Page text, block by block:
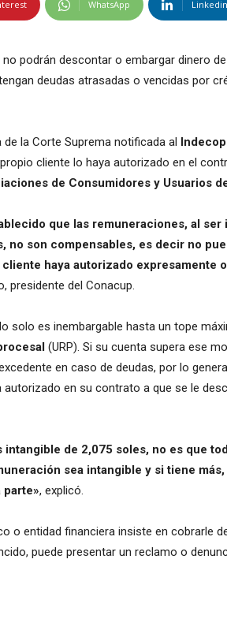
WhatsApp Linkedin
podrán descontar o embargar dinero
deudas atrasadas o vencidas por
la Corte Suprema notificada al
cliente lo haya autorizado en el
de Consumidores y Usuarios
que las remuneraciones, al
no son compensables, es decir no
haya autorizado expresamente
presidente del Conacup.
solo es inembargable hasta un tope
(URP). Si su cuenta supera ese
en caso de deudas, por lo
autorizado en su contrato a que se le
intangible de 2,075 soles, no es que
sea intangible y si tiene
parte», explicó.
o entidad financiera insiste en cobrarle
puede presentar un reclamo o